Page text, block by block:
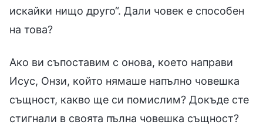
искайки нищо друго“. Дали човек е способен
на това?
Ако ви съпоставим с онова, което направи
Исус, Онзи, който нямаше напълно човешка
същност, какво ще си помислим? Докъде сте
стигнали в своята пълна човешка същност?